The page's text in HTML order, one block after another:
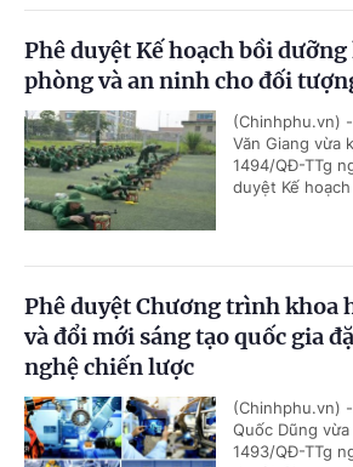
Phê duyệt Kế hoạch bồi
phòng và an ninh cho đối
(Chinhphu.vn)
Văn Giang vừa
1494/QĐ-TTg
duyệt Kế
Phê duyệt Chương trình khoa
và đổi mới sáng tạo quốc gia
nghệ chiến lược
(Chinhphu.vn)
Quốc Dũng
1493/QĐ-TTg